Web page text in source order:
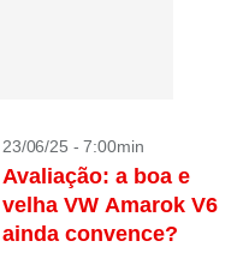
23/06/25 - 7:00min
Avaliação: a boa e
velha VW Amarok V6
ainda convence?